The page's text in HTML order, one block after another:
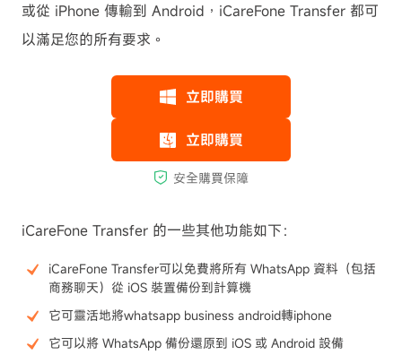
或從 iPhone 傳輸到 Android，iCareFone Transfer 都可
以滿足您的所有要求。
iCareFone Transfer 的一些其他功能如下：
iCareFone Transfer可以免費將所有 WhatsApp 資料（包括
商務聊天）從 iOS 裝置備份到計算機
它可靈活地將whatsapp business android轉iphone
它可以將 WhatsApp 備份還原到 iOS 或 Android 設備